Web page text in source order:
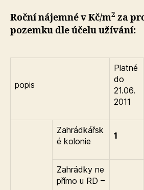
Roční nájemné v Kč/m2 za
pozemku dle účelu užívání:
popis
Platné
do
21.06.
2011
Zahrádkářsk
é kolonie
1
Zahrádky ne
přímo u RD –